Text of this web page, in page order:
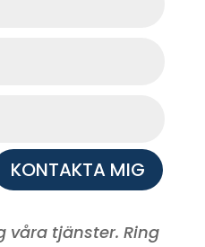
KONTAKTA MIG
våra tjänster. Ring